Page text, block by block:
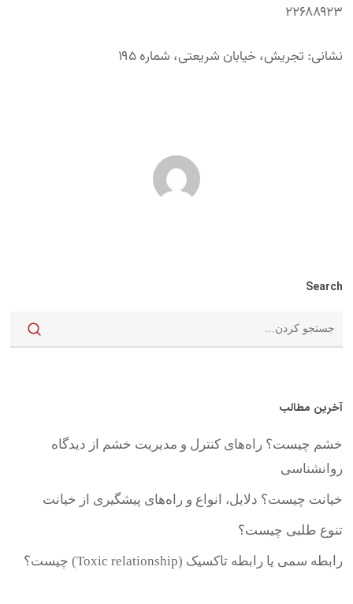
۲۲۶۸۸۹۲۳
نشانی: تجریش، خیابان شریعتی، شماره ۱۹۵
Search
آخرین مطالب
خشم چیست؟ راه‌های کنترل و مدیریت خشم از دیدگاه
روانشناسی
خیانت چیست؟ دلایل، انواع و راه‌های پیشگیری از خیانت
تنوع طلبی چیست؟
رابطه سمی یا رابطه تاکسیک (Toxic relationship) چیست؟